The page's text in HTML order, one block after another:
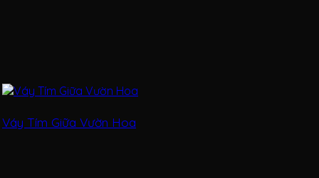
Váy Tím Giữa Vườn Hoa